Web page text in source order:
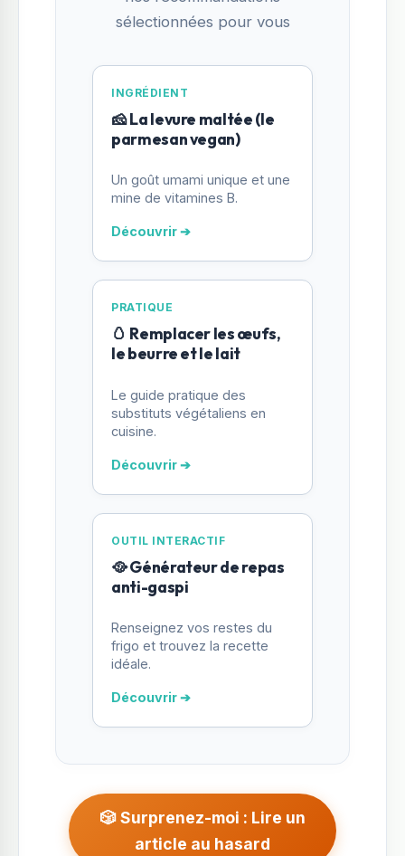
sélectionnées pour vous
INGRÉDIENT
🧀 La levure maltée (le
parmesan vegan)
Un goût umami unique et une
mine de vitamines B.
Découvrir ➔
PRATIQUE
🥚 Remplacer les œufs,
le beurre et le lait
Le guide pratique des
substituts végétaliens en
cuisine.
Découvrir ➔
OUTIL INTERACTIF
🥘 Générateur de repas
anti-gaspi
Renseignez vos restes du
frigo et trouvez la recette
idéale.
Découvrir ➔
🎲 Surprenez-moi : Lire un
article au hasard